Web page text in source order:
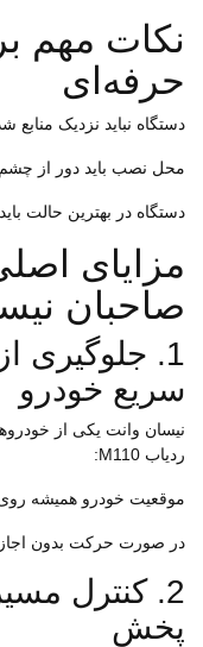
نکات مهم
حرفه‌ای
دستگاه نباید نزدیک منابع
محل نصب باید دور از چشم
دستگاه در بهترین حالت
صاحبان
1. جلوگیری
سریع خودرو
نیسان وانت یکی از
ردیاب M110:
موقعیت خودرو همیشه
در صورت حرکت بدون
2. کنترل
پخش